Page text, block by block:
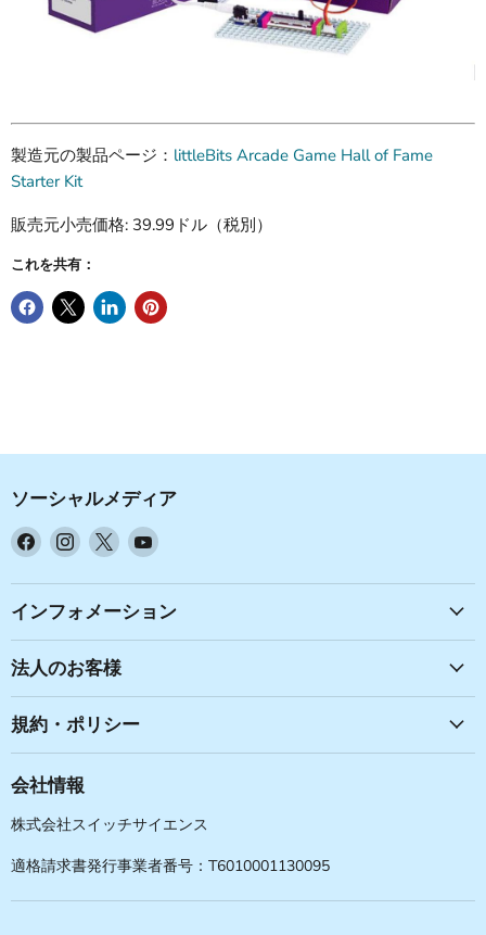
製造元の製品ページ： littleBits Arcade Game Hall of Fame
Starter Kit
販売元小売価格: 39.99ドル（税別）
これを共有：
ソーシャルメディア
Facebook
見
つ
て
く
だ
さ
い
Instagram
見
つ
て
く
だ
さ
い
X
見
つ
て
く
だ
さ
い
YouTube
見
つ
だ
い
インフォメーション
法人のお客様
規約・ポリシー
会社情報
株式会社スイッチサイエンス
適格請求書発行事業者番号：T6010001130095